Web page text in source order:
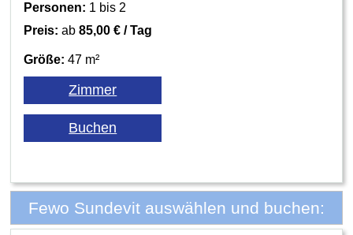
Personen: 1 bis 2
Preis: ab85,00 € / Tag
Größe: 47 m²
Fewo Sundevit auswählen und buchen: